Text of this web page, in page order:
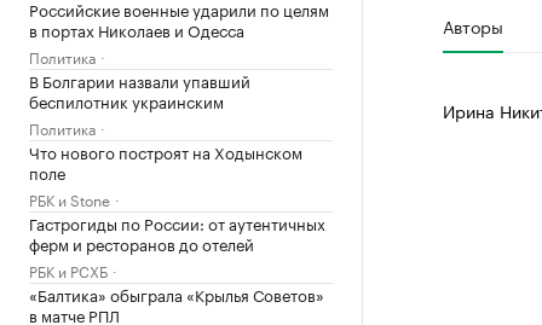
Российские военные ударили по целям
в портах Николаев и Одесса
Политика
В Болгарии назвали упавший
беспилотник украинским
Политика
Что нового построят на Ходынском
поле
РБК и Stone
Гастрогиды по России: от аутентичных
ферм и ресторанов до отелей
РБК и РСХБ
«Балтика» обыграла «Крылья Советов»
в матче РПЛ
Авторы
Ирина